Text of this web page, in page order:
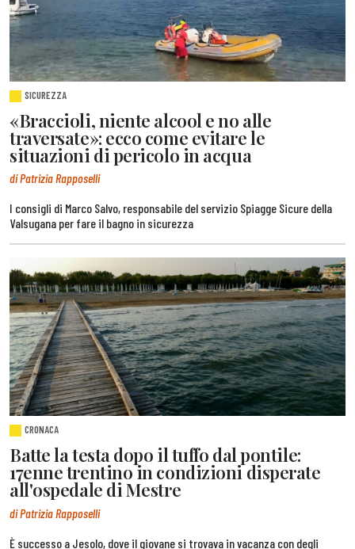
SICUREZZA
«Braccioli, niente alcool e no alle
traversate»: ecco come evitare le
situazioni di pericolo in acqua
di Patrizia Rapposelli
I consigli di Marco Salvo, responsabile del servizio Spiagge Sicure della
Valsugana per fare il bagno in sicurezza
CRONACA
Batte la testa dopo il tuffo dal pontile:
17enne trentino in condizioni disperate
all'ospedale di Mestre
di Patrizia Rapposelli
È successo a Jesolo, dove il giovane si trovava in vacanza con degli